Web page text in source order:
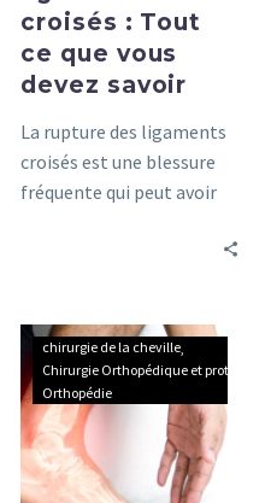
croisés : Tout
ce que vous
devez savoir
La rupture des ligaments
croisés est une blessure
fréquente qui peut avoir
Tout
ce
que
vous
devez
savoir
chirurgie de la cheville
Chirurgie Orthopédique et
Orthopédie